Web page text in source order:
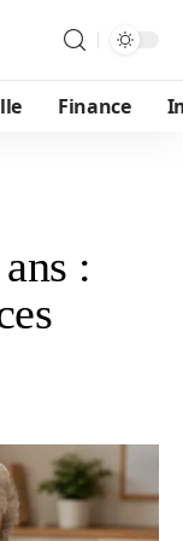
Finance
: